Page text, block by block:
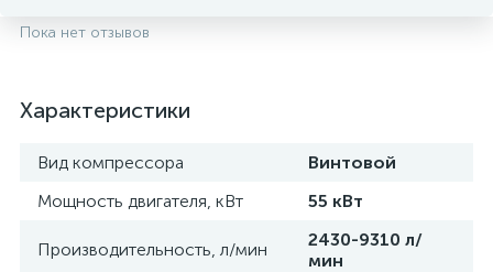
Пока нет отзывов
Характеристики
Вид компрессора
Винтовой
Мощность двигателя, кВт
55 кВт
Производительность, л/мин
2430-9310 л/
мин